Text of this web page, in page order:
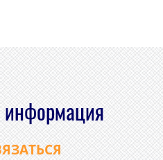
информация